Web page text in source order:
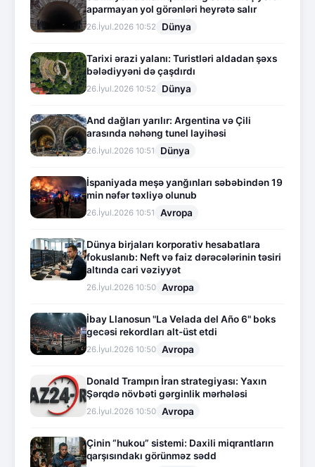
aparmayan yol görənləri heyrətə salır
26.İyul.2026 10:52 Dünya
Tarixi ərazi yalanı: Turistləri aldadan şəxs
bələdiyyəni də çaşdırdı
26.İyul.2026 10:52 Dünya
And dağları yarılır: Argentina və Çili
arasında nəhəng tunel layihəsi
26.İyul.2026 10:51 Dünya
İspaniyada meşə yanğınları səbəbindən 19
min nəfər təxliyə olunub
26.İyul.2026 10:51 Avropa
Dünya birjaları korporativ hesabatlara
fokuslanıb: Neft və faiz dərəcələrinin təsiri
altında cari vəziyyət
26.İyul.2026 10:50 Avropa
İbay Llanosun "La Velada del Año 6" boks
gecəsi rekordları alt-üst etdi
26.İyul.2026 10:50 Avropa
Donald Trampın İran strategiyası: Yaxın
Şərqdə növbəti gərginlik mərhələsi
26.İyul.2026 10:50 Avropa
Çinin “hukou” sistemi: Daxili miqrantların
qarşısındakı görünməz sədd